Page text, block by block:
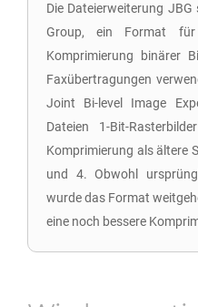
Die Dateierweiterung
Group, ein Format für
Komprimierung binärer
Faxübertragungen
Joint Bi-level Image
Dateien 1-Bit-
Komprimierung als ältere
und 4. Obwohl
wurde das Format
eine noch bessere